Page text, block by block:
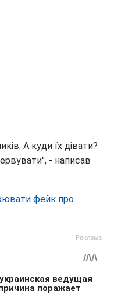
А куди їх дівати?
- написав
фейк про